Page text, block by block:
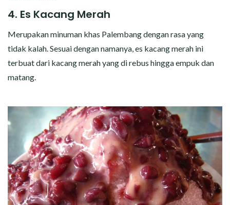
4. Es Kacang Merah
Merupakan minuman khas Palembang dengan rasa yang
tidak kalah. Sesuai dengan namanya, es kacang merah ini
terbuat dari kacang merah yang di rebus hingga empuk dan
matang.